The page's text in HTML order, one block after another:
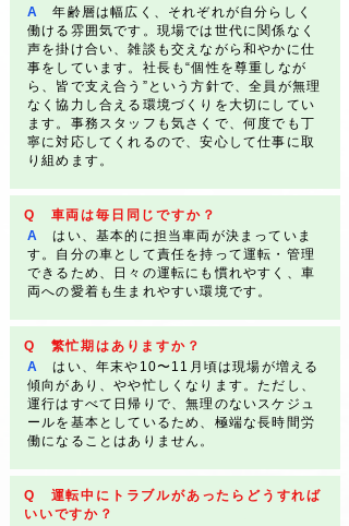
A年齢層は幅広く、それぞれが自分らしく
働ける雰囲気です。現場では世代に関係なく
声を掛け合い、雑談も交えながら和やかに仕
事をしています。社長も“個性を尊重しなが
ら、皆で支え合う”という方針で、全員が無理
なく協力し合える環境づくりを大切にしてい
ます。事務スタッフも気さくで、何度でも丁
寧に対応してくれるので、安心して仕事に取
り組めます。
Q 車両は毎日同じですか？
Aはい、基本的に担当車両が決まっていま
す。自分の車として責任を持って運転・管理
できるため、日々の運転にも慣れやすく、車
両への愛着も生まれやすい環境です。
Q 繁忙期はありますか？
Aはい、年末や10〜11月頃は現場が増える
傾向があり、やや忙しくなります。ただし、
運行はすべて日帰りで、無理のないスケジュ
ールを基本としているため、極端な長時間労
働になることはありません。
Q 運転中にトラブルがあったらどうすれば
いいですか？